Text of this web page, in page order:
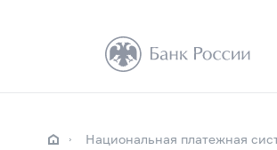
Национальная платежная